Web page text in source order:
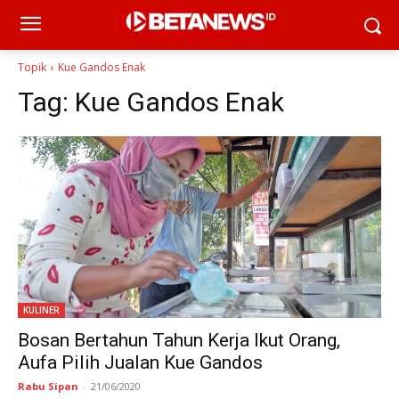
Topik Kue Gandos Enak
Tag: Kue Gandos Enak
KULINER
Bosan Bertahun Tahun Kerja Ikut Orang,
Aufa Pilih Jualan Kue Gandos
Rabu Sipan - 21/06/2020